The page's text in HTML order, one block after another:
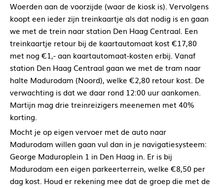
Woerden aan de voorzijde (waar de kiosk is). Vervolgens
koopt een ieder zijn treinkaartje als dat nodig is en gaan
we met de trein naar station Den Haag Centraal. Een
treinkaartje retour bij de kaartautomaat kost €17,80
met nog €1,- aan kaartautomaat-kosten erbij. Vanaf
station Den Haag Centraal gaan we met de tram naar
halte Madurodam (Noord), welke €2,80 retour kost. De
verwachting is dat we daar rond 12:00 uur aankomen.
Martijn mag drie treinreizigers meenemen met 40%
korting.
Mocht je op eigen vervoer met de auto naar
Madurodam willen gaan vul dan in je navigatiesysteem:
George Maduroplein 1 in Den Haag in. Er is bij
Madurodam een eigen parkeerterrein, welke €8,50 per
dag kost. Houd er rekening mee dat de groep die met de